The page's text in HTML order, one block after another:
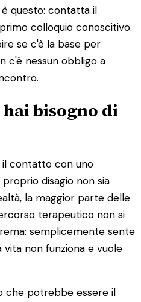
questo: contatta il
colloquio conoscitivo.
se c'è la base per
c'è nessun obbligo a
hai bisogno di
contatto con uno
disagio non sia
la maggior parte delle
terapeutico non si
semplicemente sente
non funziona e vuole
che potrebbe essere il